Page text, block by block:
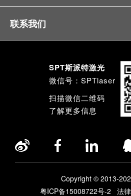
联系我们
SPT斯派特激光
微信号：SPTlaser
扫描微信二维码
了解更多信息
Copyright © 2013-
粤ICP备15008722号-2
法